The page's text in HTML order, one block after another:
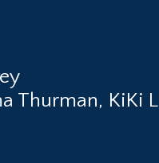
Thurman, KiKi